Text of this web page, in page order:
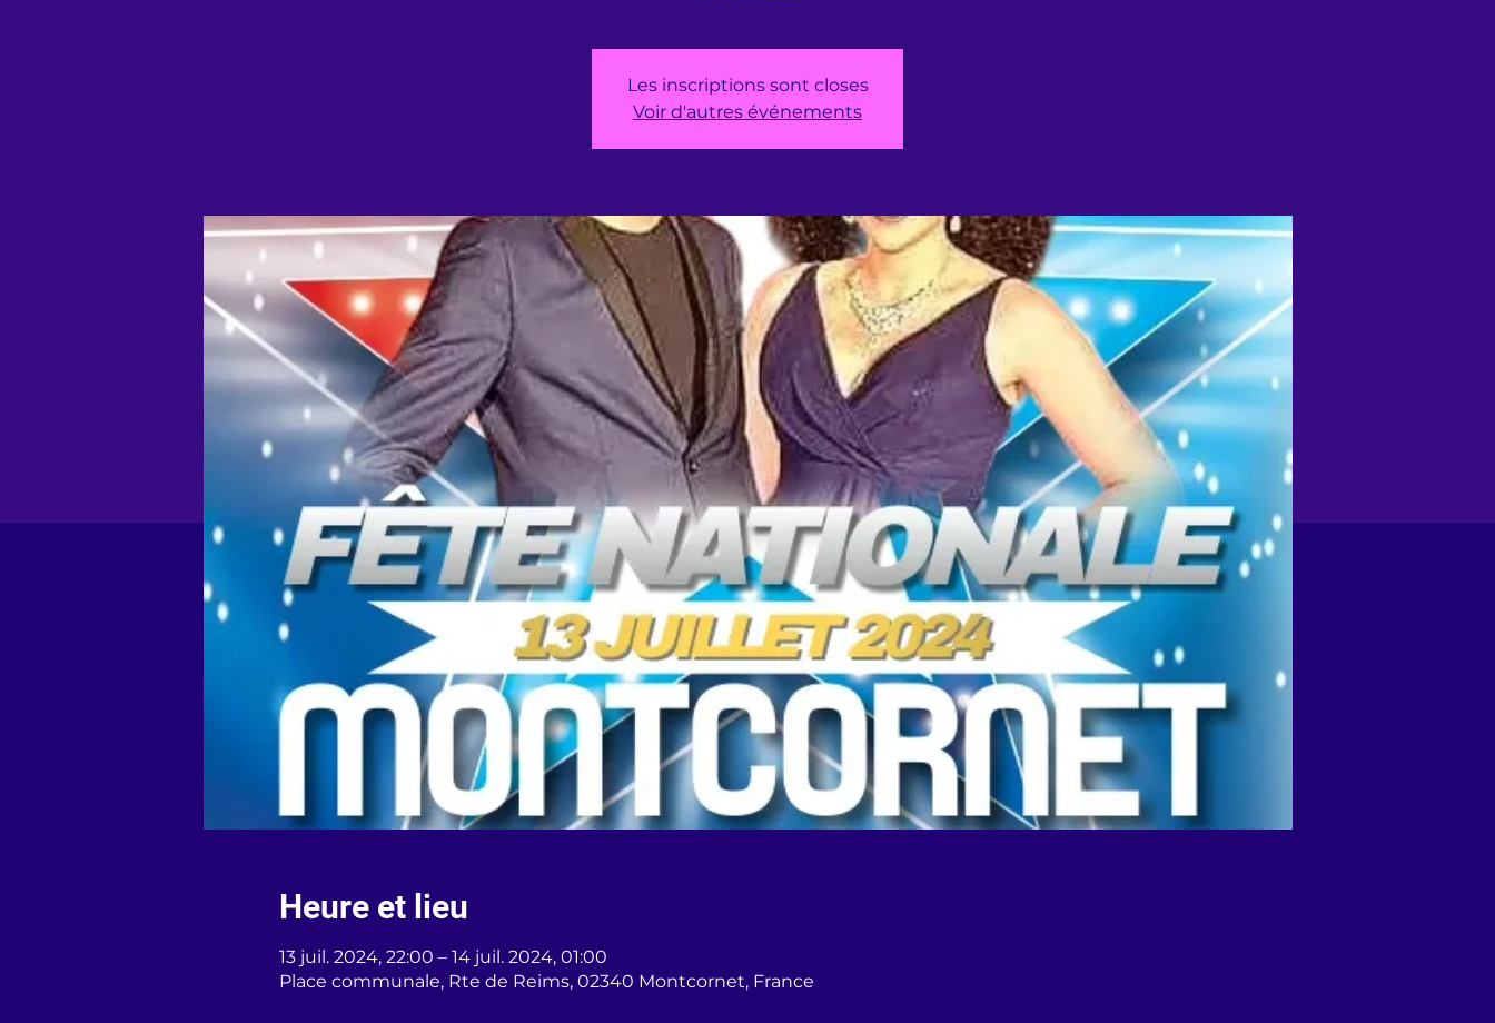
Les inscriptions sont closes
Voir d'autres événements
Heure et lieu
13 juil. 2024, 22:00 – 14 juil. 2024, 01:00
Place communale, Rte de Reims, 02340 Montcornet, France